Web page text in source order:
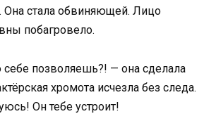
Она стала обвиняющей. Лицо
побагровело.
позволяешь?! — она сделала
хромота исчезла без следа.
Он тебе устроит!